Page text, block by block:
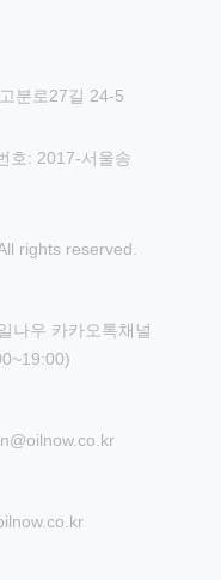
분로27길 24-5
호: 2017-서울송
rights reserved.
나우 카카오톡채널